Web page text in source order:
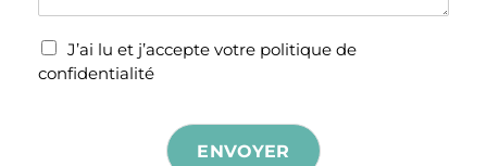
R
G
J’ai lu et j’accepte votre politique de
confidentialité
ENVOYER